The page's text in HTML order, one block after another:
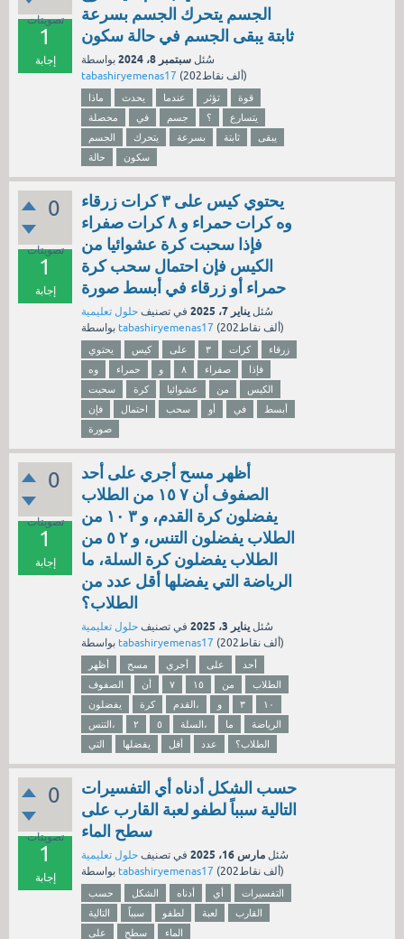
تصويتات
1
إجابة
الجسم يتحرك الجسم بسرعة
ثابتة يبقى الجسم في حالة سكون
سُئل سبتمبر 8، 2024
بواسطة
tabashiryemenas17 ( 202ألفنقاط)
ماذا يحدث عندما تؤثر
قوة
محصلة
في جسم ؟
يتسارع
الجسم
يتحرك بسرعة ثابتة
يبقى
حالة
سكون
0
تصويتات
1
إجابة
يحتوي كيس على ٣ كرات زرقاء
وه كرات حمراء و ۸ كرات صفراء
فإذا سحبت كرة عشوائيا من
الكيس فإن احتمال سحب كرة
حمراء أو زرقاء في أبسط صورة
سُئل يناير 7، 2025 في تصنيف حلول تعليمية
tabashiryemenas17 ( 202ألفنقاط)
يحتوي كيس على ٣ كرات
زرقاء
وه
حمراء و ۸ صفراء
فإذا
سحبت
كرة عشوائيا من
الكيس
فإن
احتمال سحب أو في
أبسط
صورة
0
تصويتات
1
إجابة
أظهر مسح أجري على أحد
الصفوف أن ٧ ١٥ من الطلاب
يفضلون كرة القدم، و ٣ ١٠ من
الطلاب يفضلون التنس، و ٢ ٥ من
الطلاب يفضلون كرة السلة، ما
الرياضة التي يفضلها أقل عدد من
الطلاب؟
سُئل يناير 3، 2025 في تصنيف حلول تعليمية
tabashiryemenas17 ( 202ألفنقاط)
أظهر مسح أجري على
أحد
الصفوف
أن ٧ ١٥ من
الطلاب
يفضلون
كرة القدم، و ٣
١٠
التنس،
٢ ٥ السلة، ما
الرياضة
التي
يفضلها أقل عدد الطلاب؟
0
تصويتات
1
إجابة
حسب الشكل أدناه أي التفسيرات
التالية سبباً لطفو لعبة القارب على
سطح الماء
سُئل مارس 16، 2025 في تصنيف حلول تعليمية
tabashiryemenas17 ( 202ألفنقاط)
حسب الشكل أدناه أي
التفسيرات
التالية
سبباً لطفو لعبة
القارب
على
سطح الماء